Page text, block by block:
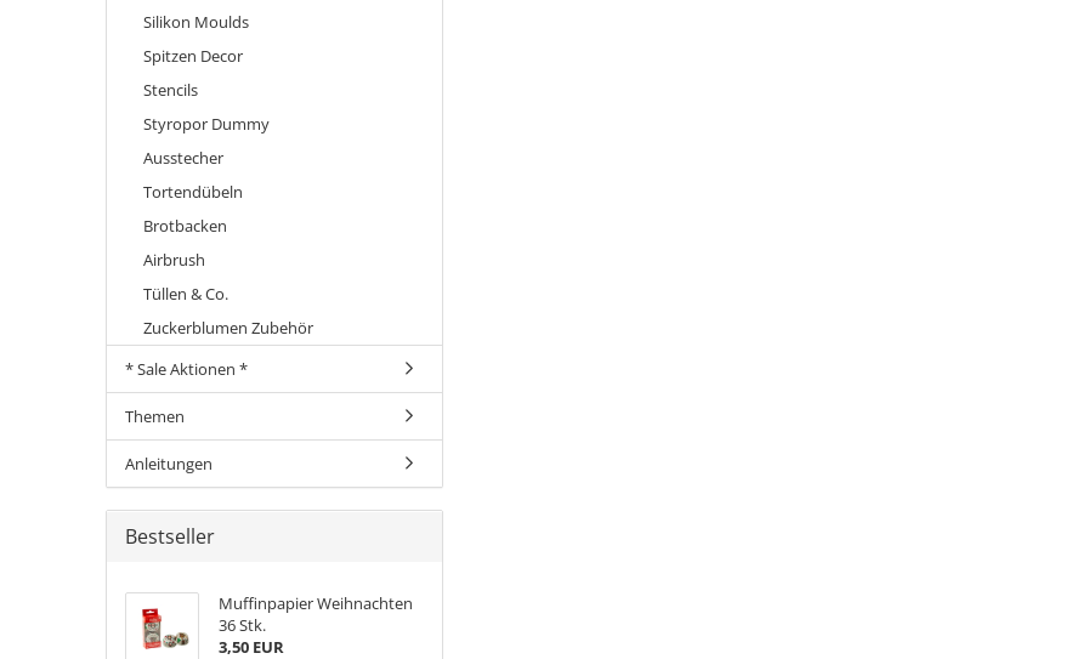
Silikon Moulds
Spitzen Decor
Stencils
Styropor Dummy
Ausstecher
Tortendübeln
Brotbacken
Airbrush
Tüllen & Co.
Zuckerblumen Zubehör
* Sale Aktionen *
Themen
Anleitungen
Bestseller
Muffinpapier Weihnachten
36 Stk.
3,50 EUR